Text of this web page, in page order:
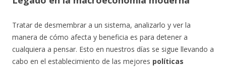
Tratar de desmembrar a un sistema, analizarlo y ver la
manera de cómo afecta y beneficia es para detener a
cualquiera a pensar. Esto en nuestros días se sigue llevando a
cabo en el establecimiento de las mejores políticas